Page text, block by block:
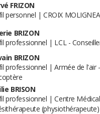
FRIZON
personnel | CROIX
BRIZON
professionnel | LCL -
BRIZON
professionnel | Armée de l'air
BRISON
professionnel | Centre
(physiothérapeute)